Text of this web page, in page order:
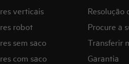
verticais
robot
sem saco
com saco
Resolução
Procure a
Transferir
Garantia